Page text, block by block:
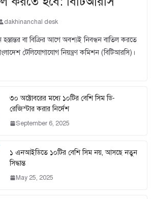
dakhinanchal desk
বা বিক্রির আগে অবশ্যই নিবন্ধন বাতিল করতে
টেলিযোগাযোগ নিয়ন্ত্রণ কমিশন (বিটিআরসি)।
৩০ অক্টোবরের মধ্যে ১০টির বেশি সিম ডি-
রেজিস্টার করার নির্দেশ
September 6, 2025
১ এনআইডিতে ১০টির বেশি সিম নয়, আসছে নতুন
সিদ্ধান্ত
May 25, 2025